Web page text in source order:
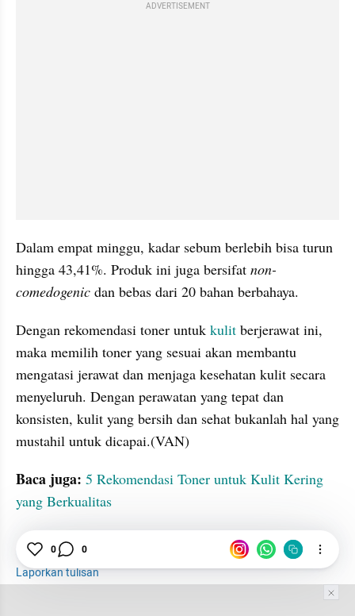
ADVERTISEMENT
Dalam empat minggu, kadar sebum berlebih bisa turun
hingga 43,41%. Produk ini juga bersifat non-
comedogenic dan bebas dari 20 bahan berbahaya.
Dengan rekomendasi toner untuk kulit berjerawat ini,
maka memilih toner yang sesuai akan membantu
mengatasi jerawat dan menjaga kesehatan kulit secara
menyeluruh. Dengan perawatan yang tepat dan
konsisten, kulit yang bersih dan sehat bukanlah hal yang
mustahil untuk dicapai.(VAN)
Baca juga: 5 Rekomendasi Toner untuk Kulit Kering
yang Berkualitas
Branding
Kulit
Laporkan tulisan
0 0